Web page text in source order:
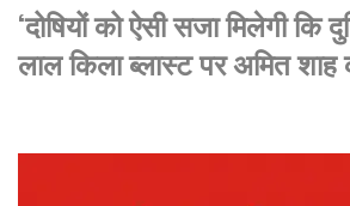
‘दोषियों को ऐसी सजा मिलेगी कि
लाल किला ब्लास्ट पर अमित शाह